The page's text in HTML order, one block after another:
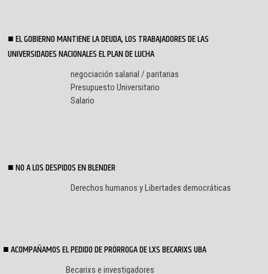
EL GOBIERNO MANTIENE LA DEUDA, LOS TRABAJADORES DE LAS
UNIVERSIDADES NACIONALES EL PLAN DE LUCHA
negociación salarial / paritarias
Presupuesto Universitario
Salario
NO A LOS DESPIDOS EN BLENDER
Derechos humanos y Libertades democráticas
ACOMPAÑAMOS EL PEDIDO DE PRÓRROGA DE LXS BECARIXS UBA
Becarixs e investigadores